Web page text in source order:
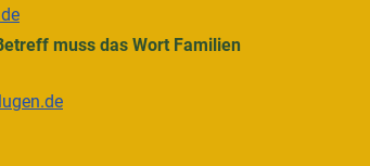
muss das Wort Familien